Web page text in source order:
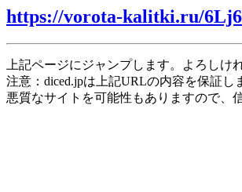
https://vorota-kalitki.ru/
上記ページにジャンプします。よろし
注意：diced.jpは上記URLの内容を保証し
悪質なサイトを可能性もありますので、